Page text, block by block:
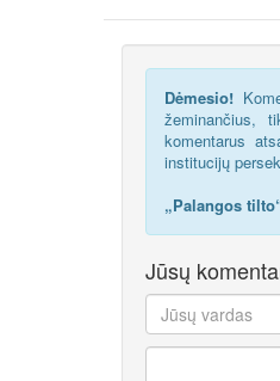
Dėmesio!
žeminančius,
komentarus
institucijų
„Palangos
Jūsų